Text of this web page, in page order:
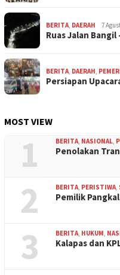
BERITA DAERAH 7
Ruas Jalan
BERITA DAERAH
Persiapan
MOST VIEW
1 BERITA NASIONAL
Penolakan
2 BERITA PERISTIWA
Pemilik
3 BERITA HUKUM
Kalapas dan